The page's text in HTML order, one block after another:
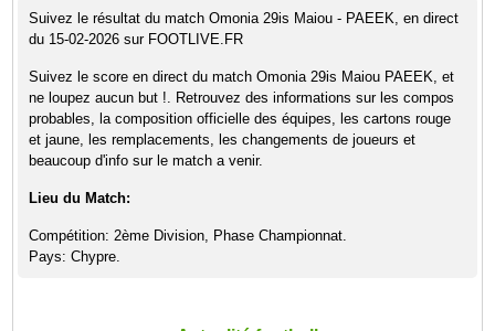
Suivez le résultat du match Omonia 29is Maiou - PAEEK, en direct
du 15-02-2026 sur FOOTLIVE.FR
Suivez le score en direct du match Omonia 29is Maiou PAEEK, et
ne loupez aucun but !. Retrouvez des informations sur les compos
probables, la composition officielle des équipes, les cartons rouge
et jaune, les remplacements, les changements de joueurs et
beaucoup d'info sur le match a venir.
Lieu du Match:
Compétition: 2ème Division, Phase Championnat.
Pays: Chypre.